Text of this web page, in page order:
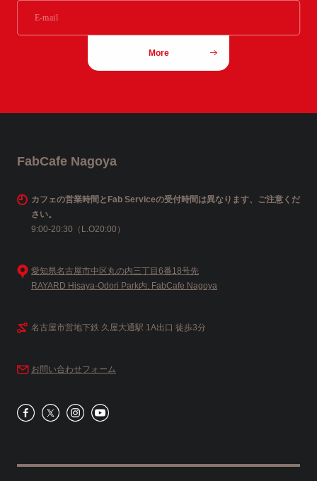
More
FabCafe Nagoya
カフェの営業時間とFab Serviceの受付時間は異なります、ご注意くだ
さい。
9:00-20:30（L.O20:00）
愛知県名古屋市中区丸の内三丁目6番18号先
RAYARD Hisaya-Odori Park内. FabCafe Nagoya
名古屋市営地下鉄 久屋大通駅 1A出口 徒歩3分
お問い合わせフォーム